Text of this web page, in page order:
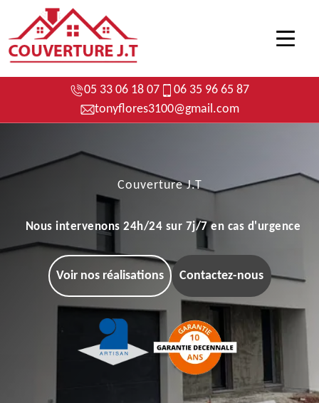
05 33 06 18 07
06 35 96 65 87
tonyflores3100@gmail.com
Couverture J.T
Nous intervenons 24h/24 sur 7j/7 en cas d'urgence
Voir nos réalisations Contactez-nous